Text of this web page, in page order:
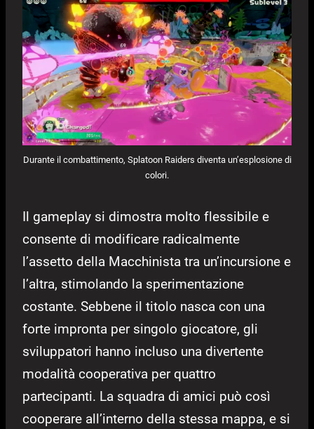
Durante il combattimento, Splatoon Raiders diventa un’esplosione di
colori.
Il gameplay si dimostra molto flessibile e
consente di modificare radicalmente
l’assetto della Macchinista tra un’incursione e
l’altra, stimolando la sperimentazione
costante. Sebbene il titolo nasca con una
forte impronta per singolo giocatore, gli
sviluppatori hanno incluso una divertente
modalità cooperativa per quattro
partecipanti. La squadra di amici può così
cooperare all’interno della stessa mappa, e si